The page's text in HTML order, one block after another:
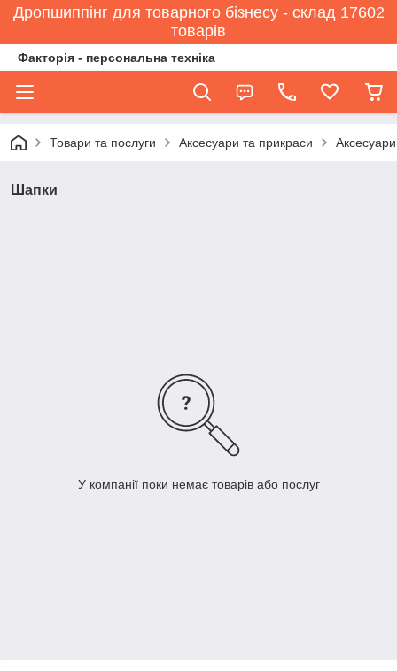
Дропшиппінг для товарного бізнесу - склад 17602
товарів
Факторія - персональна техніка
Товари та послуги Аксесуари та прикраси Аксесуари
Шапки
У компанії поки немає товарів або послуг